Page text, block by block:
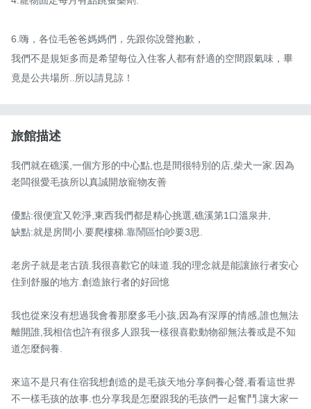
6.嗨，各位毛爸爸媽媽們，先跟你說聲抱歉，
我們不是規矩多而是希望每位入住客人都有舒適的空間跟氣味，畢
竟是公共場所..所以請見諒！
旅館描述
我們就在礁溪,一個方形的中心點,也是間很特別的店,柴犬一家.因為
老闆很愛毛孩所以真誠開放寵物友善
優點:很便宜又乾淨,東西我們都是精心挑選,礁溪第1口溫泉井,
缺點:就是房間小.要爬樓梯.靠鬧區怕吵要3思.
老房子就是老古蹟.我很喜歡它的味道.我的理念就是能讓旅行者安心
住到舒服的地方.創造旅行者的好回憶
我也從來沒有想過我會養那麼多毛小孩,因為有深厚的情感,誰也無法
離開誰,我相信也許有很多人跟我一樣很喜歡動物卻無法養或是不知
道怎麼飼養.
來這不是只有住宿我想創造的是毛孩天地分享飼養心聲,看看這世界
不一樣毛孩的故事.也分享我是怎麼跟我的毛孩們一起奮鬥.讓大家一